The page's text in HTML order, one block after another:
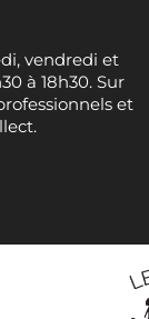
vendredi et
à 18h30. Sur
et